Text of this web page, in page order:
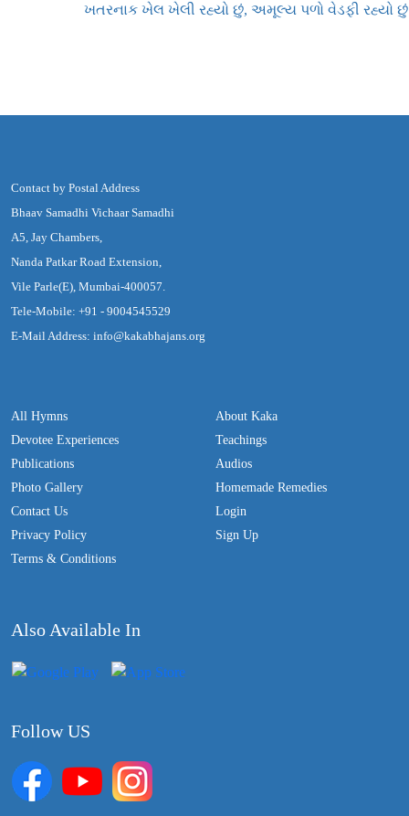
ખતરનાક ખેલ ખેલી રહ્યો છું, અમૂલ્ય પળો વેડફી રહ્યો છું
Contact by Postal Address
Bhaav Samadhi Vichaar Samadhi
A5, Jay Chambers,
Nanda Patkar Road Extension,
Vile Parle(E), Mumbai-400057.
Tele-Mobile: +91 - 9004545529
E-Mail Address: info@kakabhajans.org
All Hymns
Devotee Experiences
Publications
Photo Gallery
Contact Us
Privacy Policy
Terms & Conditions
About Kaka
Teachings
Audios
Homemade Remedies
Login
Sign Up
Also Available In
Follow US